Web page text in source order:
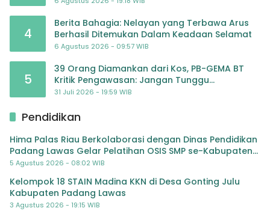
4
Berita Bahagia: Nelayan yang Terbawa Arus
Berhasil Ditemukan Dalam Keadaan Selamat
6 Agustus 2026 - 09:57 WIB
5
39 Orang Diamankan dari Kos, PB-GEMA BT
Kritik Pengawasan: Jangan Tunggu
Masyarakat Bergerak Baru Negara Bertindak
31 Juli 2026 - 19:59 WIB
Pendidikan
Hima Palas Riau Berkolaborasi dengan Dinas Pendidikan
Padang Lawas Gelar Pelatihan OSIS SMP se-Kabupaten
Padang Lawas
5 Agustus 2026 - 08:02 WIB
Kelompok 18 STAIN Madina KKN di Desa Gonting Julu
Kabupaten Padang Lawas
3 Agustus 2026 - 19:15 WIB